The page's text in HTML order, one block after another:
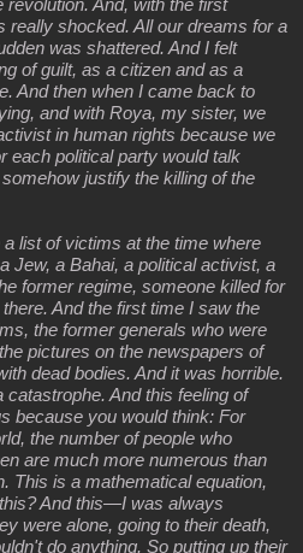
And, with the first
really shocked. All our dreams for a
was shattered. And I felt
of guilt, as a citizen and as a
And then when I came back to
and with Roya, my sister, we
in human rights because we
each political party would talk
justify the killing of the
list of victims at the time where
Jew, a Bahai, a political activist, a
former regime, someone killed for
And the first time I saw the
the former generals who were
pictures on the newspapers of
dead bodies. And it was horrible.
And this feeling of
because you would think: For
the number of people who
are much more numerous than
This is a mathematical equation,
And this—I was always
were alone, going to their death,
do anything. So putting up their